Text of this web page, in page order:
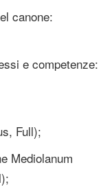
canone:
e competenze:
Full);
Mediolanum